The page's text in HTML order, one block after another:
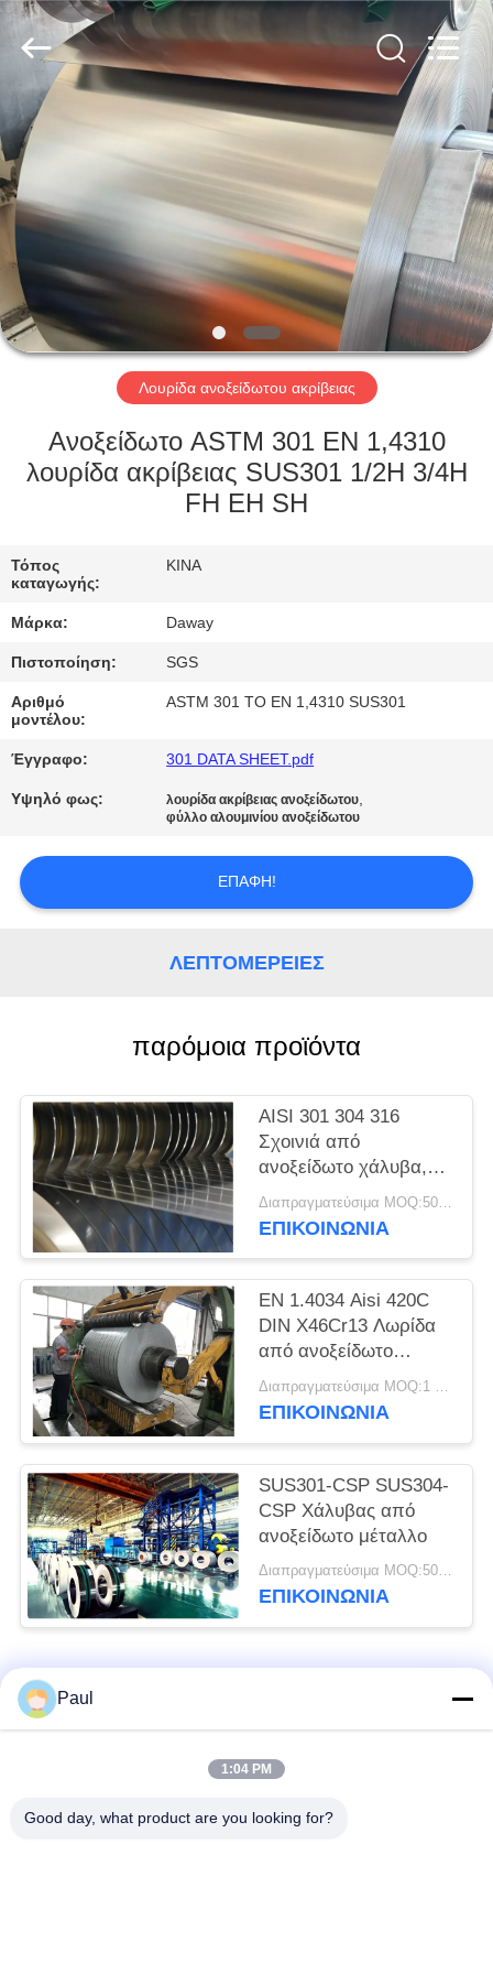
ΣΠΊΤΙ
ΠΡΟΪΌΝΤΑ
ΒΊΝΤΕΟ
ΠΕΡΊΠΟΥ
ΕΜΕΊΣ
ΓΎΡΟΣ
ΕΡΓΟΣΤΑΣΊΩΝ
ΈΛΕΓΧΟΣ
ΜΑΣ
ΕΛΆΤΕ
ΣΕ
ΕΠΑΦΉ
ΜΕ
ΖΗΤΉΣΤΕ
PRIVACY
POLICY
Special
Reserved.
Λουρίδα ανοξείδωτου ακρίβειας
Ανοξείδωτο ASTM 301 EN 1,4310
λουρίδα ακρίβειας SUS301 1/2H 3/4H
FH EH SH
Τόπος
καταγωγής:
ΚΙΝΑ
Μάρκα: Daway
Πιστοποίηση: SGS
Αριθμό
μοντέλου:
ASTM 301 ΤΟ EN 1,4310 SUS301
Έγγραφο: 301 DATA SHEET.pdf
Υψηλό φως: λουρίδα ακρίβειας ανοξείδωτου,
φύλλο αλουμινίου ανοξείδωτου
ΕΠΑΦΉ!
ΛΕΠΤΟΜΈΡΕΙΕΣ
παρόμοια προϊόντα
AISI 301 304 316
Σχοινιά από
ανοξείδωτο χάλυβα,
λωρίδες ακριβείας,
φύλλα, πλάκες
Διαπραγματεύσιμα MOQ:500 κλ
ΕΠΙΚΟΙΝΩΝΊΑ
EN 1.4034 Aisi 420C
DIN X46Cr13 Λωρίδα
από ανοξείδωτο
χάλυβα ψυχρής
έλασης σε πηνίο
Διαπραγματεύσιμα MOQ:1 τόνος
ΕΠΙΚΟΙΝΩΝΊΑ
SUS301-CSP SUS304-
CSP Χάλυβας από
ανοξείδωτο μέταλλο
Διαπραγματεύσιμα MOQ:500 κλ
ΕΠΙΚΟΙΝΩΝΊΑ
Λαϊκή κατηγορία
Σκληραίνοντας
Paul
1:04 PM
Good day, what product are you looking for?